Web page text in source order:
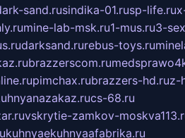
sand.rusindika-01.rusp-life.ru
mine-lab-msk.ru1-mus.ru3-
darksand.rurebus-toys.ru
brazzerscom.ru
pimchax.rubrazzers-hd.ruz-
cs-68.ru
vskrytie-zamkov-
kuhnyaekuhnyaafabrika.ru